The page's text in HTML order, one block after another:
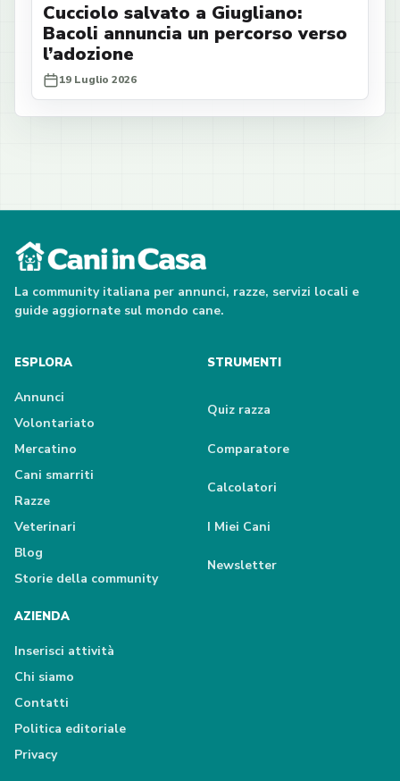
Cucciolo salvato a Giugliano:
Bacoli annuncia un percorso verso
l’adozione
19 Luglio 2026
La community italiana per annunci, razze, servizi locali e
guide aggiornate sul mondo cane.
ESPLORA
Annunci
Volontariato
Mercatino
Cani smarriti
Razze
Veterinari
Blog
Storie della community
STRUMENTI
Quiz razza
Comparatore
Calcolatori
I Miei Cani
Newsletter
AZIENDA
Inserisci attività
Chi siamo
Contatti
Politica editoriale
Privacy